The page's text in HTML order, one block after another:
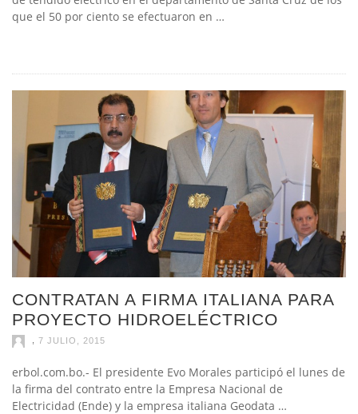
que el 50 por ciento se efectuaron en …
CONTRATAN A FIRMA ITALIANA PARA
PROYECTO HIDROELÉCTRICO
, 7 JULIO, 2015
erbol.com.bo.- El presidente Evo Morales participó el lunes de
la firma del contrato entre la Empresa Nacional de
Electricidad (Ende) y la empresa italiana Geodata …